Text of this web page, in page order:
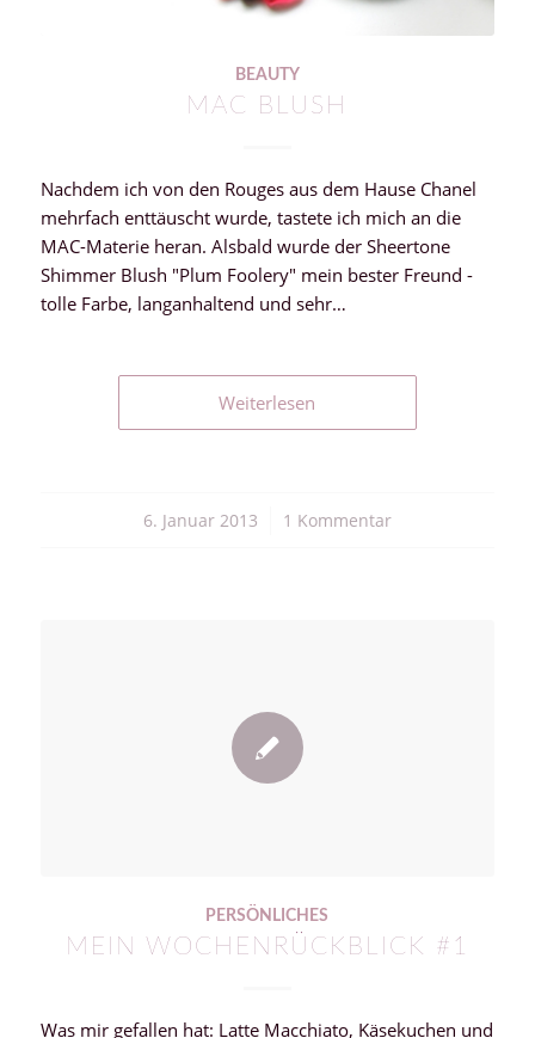
BEAUTY
MAC BLUSH
Nachdem ich von den Rouges aus dem Hause Chanel
mehrfach enttäuscht wurde, tastete ich mich an die
MAC-Materie heran. Alsbald wurde der Sheertone
Shimmer Blush "Plum Foolery" mein bester Freund -
tolle Farbe, langanhaltend und sehr…
Weiterlesen
6. Januar 2013
/ 1 Kommentar
PERSÖNLICHES
MEIN WOCHENRÜCKBLICK #1
Was mir gefallen hat: Latte Macchiato, Käsekuchen und